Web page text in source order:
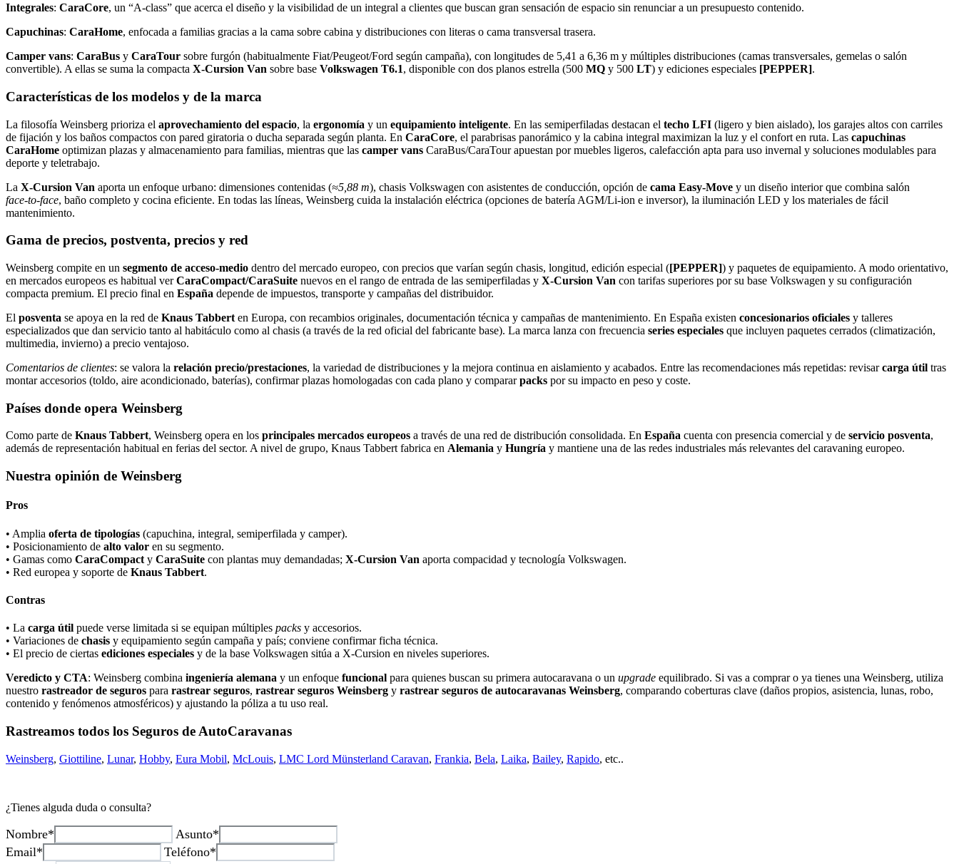
Integrales: CaraCore, un “A‑class” que acerca el diseño y la visibilidad de un integral a clientes que buscan gran sensación de espacio sin renunciar a un presupuesto contenido.
Capuchinas: CaraHome, enfocada a familias gracias a la cama sobre cabina y distribuciones con literas o cama transversal trasera.
Camper vans: CaraBus y CaraTour sobre furgón (habitualmente Fiat/Peugeot/Ford según campaña), con longitudes de 5,41 a 6,36 m y múltiples distribuciones (camas transversales, gemelas o salón
convertible). A ellas se suma la compacta X‑Cursion Van sobre base Volkswagen T6.1, disponible con dos planos estrella (500 MQ y 500 LT) y ediciones especiales [PEPPER].
Características de los modelos y de la marca
La filosofía Weinsberg prioriza el aprovechamiento del espacio, la ergonomía y un equipamiento inteligente. En las semiperfiladas destacan el techo LFI (ligero y bien aislado), los garajes altos con carriles
de fijación y los baños compactos con pared giratoria o ducha separada según planta. En CaraCore, el parabrisas panorámico y la cabina integral maximizan la luz y el confort en ruta. Las capuchinas
CaraHome optimizan plazas y almacenamiento para familias, mientras que las camper vans CaraBus/CaraTour apuestan por muebles ligeros, calefacción apta para uso invernal y soluciones modulables para
deporte y teletrabajo.
La X‑Cursion Van aporta un enfoque urbano: dimensiones contenidas (≈5,88 m), chasis Volkswagen con asistentes de conducción, opción de cama Easy‑Move y un diseño interior que combina salón
face‑to‑face, baño completo y cocina eficiente. En todas las líneas, Weinsberg cuida la instalación eléctrica (opciones de batería AGM/Li‑ion e inversor), la iluminación LED y los materiales de fácil
mantenimiento.
Gama de precios, postventa, precios y red
Weinsberg compite en un segmento de acceso‑medio dentro del mercado europeo, con precios que varían según chasis, longitud, edición especial ([PEPPER]) y paquetes de equipamiento. A modo orientativo,
en mercados europeos es habitual verCaraCompact/CaraSuite nuevos en el rango de entrada de las semiperfiladas y X‑Cursion Van con tarifas superiores por su base Volkswagen y su configuración
compacta premium. El precio final en España depende de impuestos, transporte y campañas del distribuidor.
El posventa se apoya en la red de Knaus Tabbert en Europa, con recambios originales, documentación técnica y campañas de mantenimiento. En España existen concesionarios oficiales y talleres
especializados que dan servicio tanto al habitáculo como al chasis (a través de la red oficial del fabricante base). La marca lanza con frecuencia series especiales que incluyen paquetes cerrados (climatización,
multimedia, invierno) a precio ventajoso.
Comentarios de clientes: se valora la relación precio/prestaciones, la variedad de distribuciones y la mejora continua en aislamiento y acabados. Entre las recomendaciones más repetidas: revisarcarga útil tras
montar accesorios (toldo, aire acondicionado, baterías), confirmar plazas homologadas con cada plano y compararpacks por su impacto en peso y coste.
Países donde opera Weinsberg
Como parte de Knaus Tabbert, Weinsberg opera en los principales mercados europeos a través de una red de distribución consolidada. En España cuenta con presencia comercial y de servicio posventa,
además de representación habitual en ferias del sector. A nivel de grupo, Knaus Tabbert fabrica en Alemania y Hungría y mantiene una de las redes industriales más relevantes del caravaning europeo.
Nuestra opinión de Weinsberg
Pros
• Amplia oferta de tipologías (capuchina, integral, semiperfilada y camper).
• Posicionamiento de alto valor en su segmento.
• Gamas como CaraCompact y CaraSuite con plantas muy demandadas; X‑Cursion Van aporta compacidad y tecnología Volkswagen.
• Red europea y soporte de Knaus Tabbert.
Contras
• La carga útil puede verse limitada si se equipan múltiples packs y accesorios.
• Variaciones de chasis y equipamiento según campaña y país; conviene confirmar ficha técnica.
• El precio de ciertas ediciones especiales y de la base Volkswagen sitúa a X‑Cursion en niveles superiores.
Veredicto y CTA: Weinsberg combina ingeniería alemana y un enfoque funcional para quienes buscan su primera autocaravana o un upgrade equilibrado. Si vas a comprar o ya tienes una Weinsberg, utiliza
nuestro rastreador de seguros para rastrear seguros, rastrear seguros Weinsberg y rastrear seguros de autocaravanas Weinsberg, comparando coberturas clave (daños propios, asistencia, lunas, robo,
contenido y fenómenos atmosféricos) y ajustando la póliza a tu uso real.
Rastreamos todos los Seguros de AutoCaravanas
Weinsberg, Giottiline, Lunar, Hobby, Eura Mobil, McLouis, LMC Lord Münsterland Caravan, Frankia, Bela, Laika, Bailey, Rapido, etc..
¿Tienes alguda duda o consulta?
Nombre*
Asunto*
Email*
Teléfono*